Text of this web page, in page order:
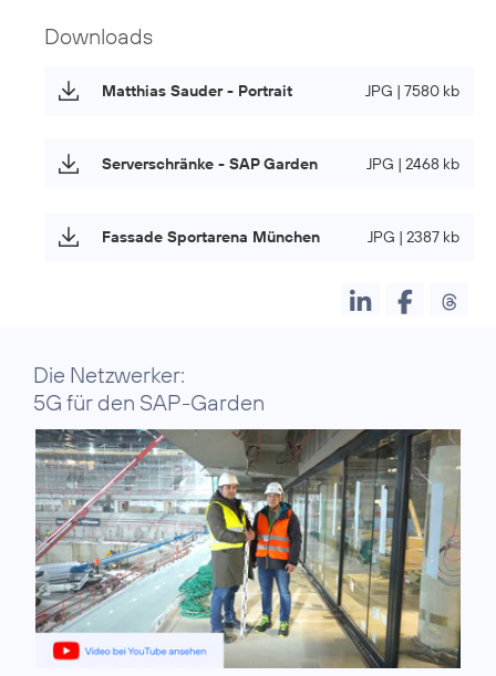
Downloads
Matthias Sauder - Portrait JPG | 7580 kb
Serverschränke - SAP Garden JPG | 2468 kb
Fassade Sportarena München JPG | 2387 kb
Die Netzwerker:
5G für den SAP-Garden